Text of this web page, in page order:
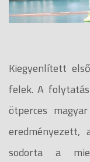
Kiegyenlített
felek. A
ötperces
eredményezett,
sodorta a